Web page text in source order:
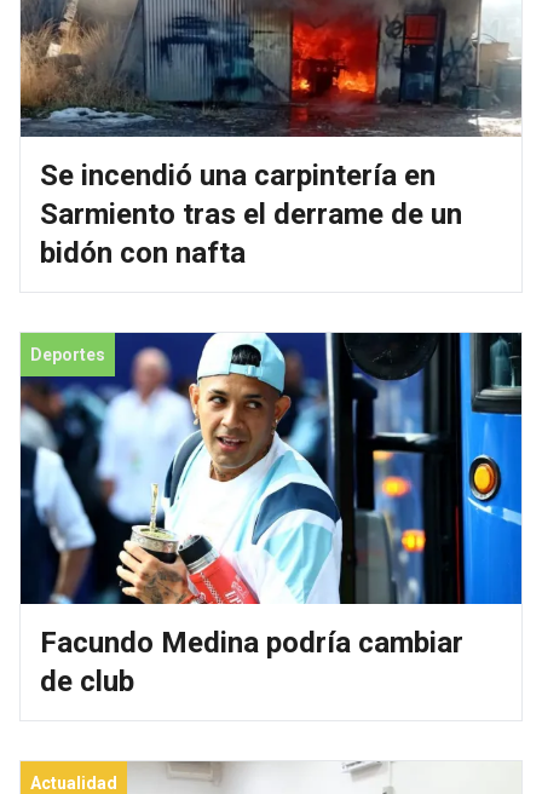
Se incendió una carpintería en
Sarmiento tras el derrame de un
bidón con nafta
Deportes
Facundo Medina podría cambiar
de club
Actualidad